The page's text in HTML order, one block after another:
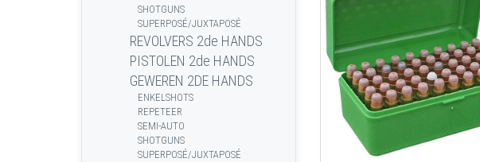
SHOTGUNS
SUPERPOSÉ/JUXTAPOSÉ
REVOLVERS 2de HANDS
PISTOLEN 2de HANDS
GEWEREN 2DE HANDS
ENKELSHOTS
REPETEER
SEMI-AUTO
SHOTGUNS
SUPERPOSÉ/JUXTAPOSÉ